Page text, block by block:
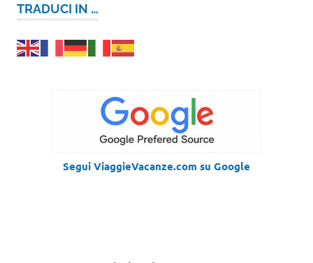
TRADUCI IN …
Segui ViaggieVacanze.com su Google